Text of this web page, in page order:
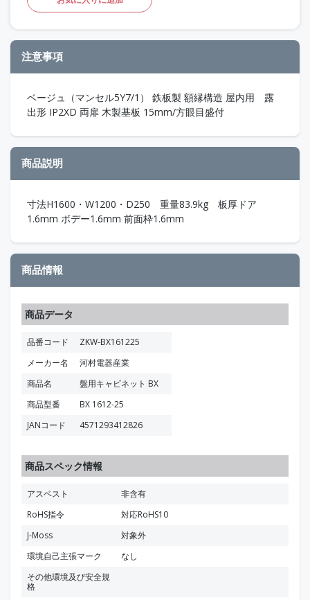
注意事項
ベージュ（マンセル5Y7/1） 鉄板製 額縁構造 屋内用 露
出形 IP2XD 両扉 木製基板 15mm/方眼目盛付
商品説明
寸法H1600・W1200・D250 重量83.9kg 板厚ドア
1.6mm ボデー1.6mm 前面枠1.6mm
商品情報
商品データ
品番コード
ZKW-BX161225
メーカー名
河村電器産業
商品名
盤用キャビネット BX
商品型番
BX 1612-25
JANコード
4571293412826
商品スペック情報
アスベスト
非含有
RoHS指令
対応RoHS10
J-Moss
対象外
環境自己主張マーク
なし
その他環境及び安全規
格